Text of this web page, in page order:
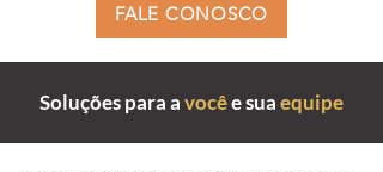
FALE CONOSCO
Soluções para avocêe suaequipe